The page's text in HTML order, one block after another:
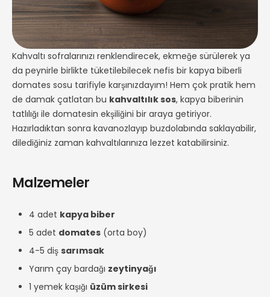
Kahvaltı sofralarınızı renklendirecek, ekmeğe sürülerek ya
da peynirle birlikte tüketilebilecek nefis bir kapya biberli
domates sosu tarifiyle karşınızdayım! Hem çok pratik hem
de damak çatlatan bu kahvaltılık sos, kapya biberinin
tatlılığı ile domatesin ekşiliğini bir araya getiriyor.
Hazırladıktan sonra kavanozlayıp buzdolabında saklayabilir,
dilediğiniz zaman kahvaltılarınıza lezzet katabilirsiniz.
Malzemeler
4 adet kapya biber
5 adet domates (orta boy)
4-5 diş sarımsak
Yarım çay bardağı zeytinyağı
1 yemek kaşığı üzüm sirkesi